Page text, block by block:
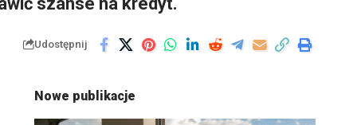
Udostępnij
Nowe publikacje